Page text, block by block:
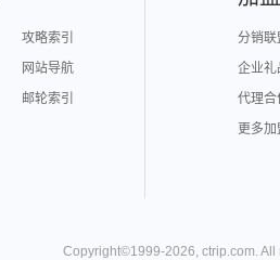
攻略索引
网站导航
邮轮索引
分销联
企业礼
代理合
更多
Copyright©1999-2026,ctrip.com.